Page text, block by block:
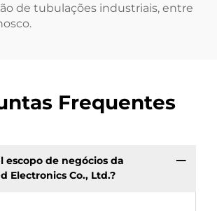
de tubulações industriais, entre
Frequentes
escopo de negócios da
Electronics Co., Ltd.?